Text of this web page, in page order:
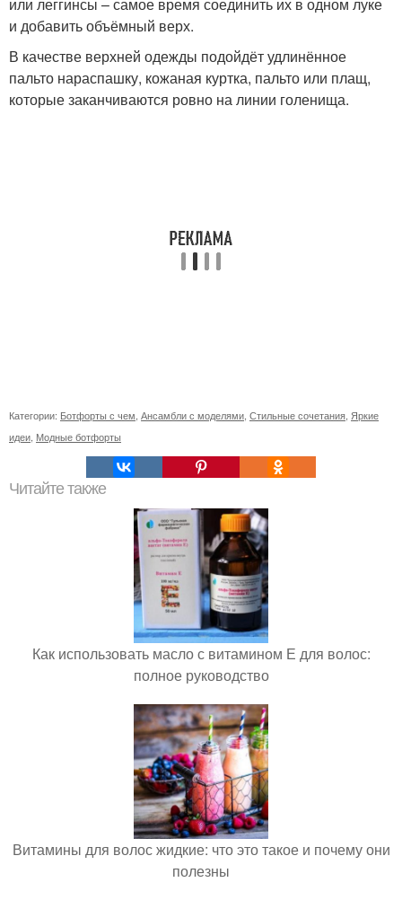
и добавить объёмный верх.
В качестве верхней одежды подойдёт удлинённое
пальто нараспашку, кожаная куртка, пальто или плащ,
которые заканчиваются ровно на линии голенища.
Категории: Ботфорты с чем Ансамбли с моделями Стильные сочетания Яркие
идеи Модные ботфорты
Читайте также
Как использовать масло с витамином Е для волос:
полное руководство
Витамины для волос жидкие: что это такое и почему они
полезны